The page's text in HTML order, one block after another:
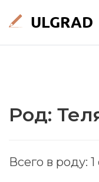
Род:
Всего в роду: